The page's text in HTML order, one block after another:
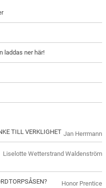
laddas ner här!
Jan Herrmann
TILL VERKLIGHET
Liselotte Wetterstrand Waldenström
Honor Prentice